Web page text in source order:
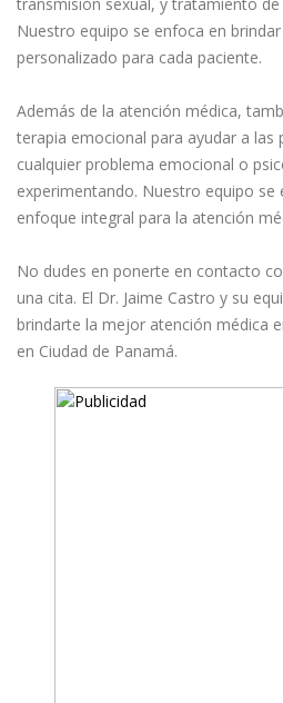
Nuestro equipo se enfoca en
personalizado para cada paciente.⁣
Además de la atención médica,
terapia emocional para ayudar a las
cualquier problema emocional o
experimentando. Nuestro equipo se
enfoque integral para la atención
No dudes en ponerte en contacto
una cita. El Dr. Jaime Castro y su
brindarte la mejor atención médica
en Ciudad de Panamá.